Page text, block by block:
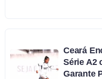
Ceará
Série A2
Garante